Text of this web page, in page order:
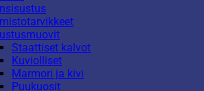
Staattiset kalvot
Kuviolliset
Marmori ja kivi
Puukuosit